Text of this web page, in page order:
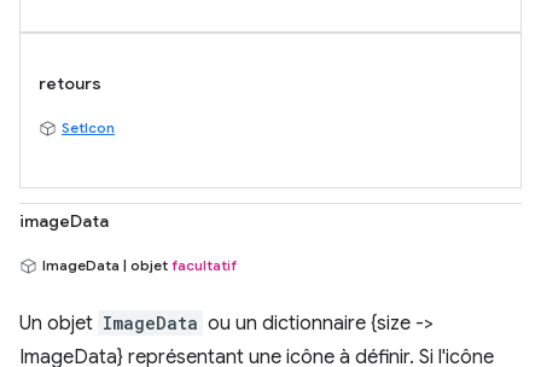
retours
SetIcon
imageData
ImageData | objet facultatif
Un objet ImageData ou un dictionnaire {size ->
ImageData} représentant une icône à définir. Si l'icône